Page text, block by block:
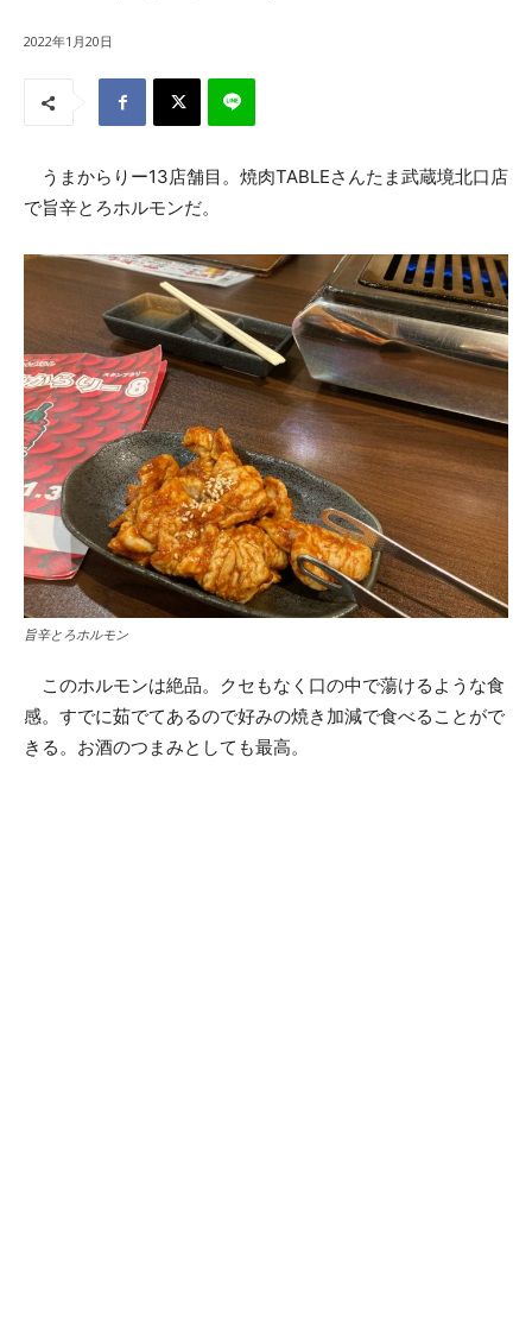
2022年1月20日
うまからりー13店舗目。焼肉TABLEさんたま武蔵境北口店
で旨辛とろホルモンだ。
旨辛とろホルモン
このホルモンは絶品。クセもなく口の中で蕩けるような食
感。すでに茹でてあるので好みの焼き加減で食べることがで
きる。お酒のつまみとしても最高。